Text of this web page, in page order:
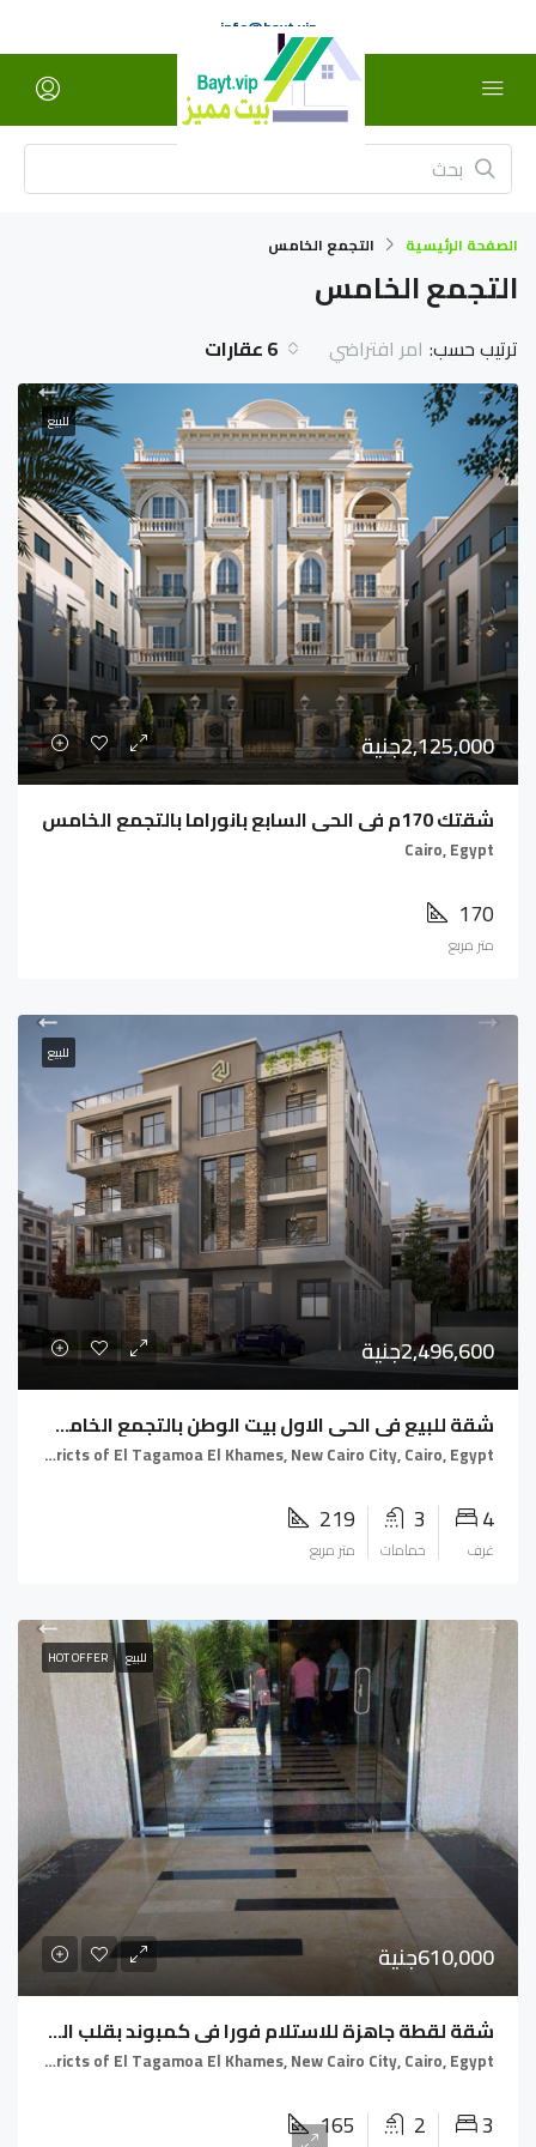
info@bayt.vip
الصفحة الرئيسية التجمع الخامس
التجمع الخامس
6 عقارات ترتيب حسب: امر افتراضي
للبيع
2,125,000جنية
شقتك 170م فى الحى السابع بانوراما بالتجمع الخامس
Cairo, Egypt
170
متر مربع
للبيع
2,496,600جنية
شقة للبيع فى الحى الاول بيت الوطن بالتجمع الخامس و بالتقسيط على 66 شهر
Fifth Settlement, Districts of El Tagamoa El Khames, New Cairo City, Cairo, Egypt
4
غرف
3
حمامات
219
متر مربع
للبيع HOT OFFER
610,000جنية
شقة لقطة جاهزة للاستلام فورا في كمبوند بقلب التجمع الخامس – بجوار Mivida إعمار
Fifth Settlement, Districts of El Tagamoa El Khames, New Cairo City, Cairo, Egypt
3
2
165